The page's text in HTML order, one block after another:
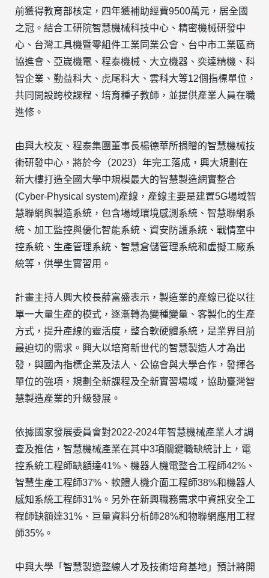
前獲得教育部核定，四年獲補助經費9500萬元，居全國
之冠。結合工研院智慧機械科技中心、精密機械研發中
心、台灣工具機暨零組件工業同業公會、台中市工業區商
協進會、亞嵗機電、程泰機械、大立機器、奕達精機、科
智企業、勤益科大、虎尾科大、雲科大等12個指標單位，
共同開設跨校課程、培育種子教師，並提供產業人員在職
進修。
由興大校友、程泰集團董事長楊德華所捐贈的智慧機械技
術研發中心，將於今（2023）年完工落成，興大規劃在
新大樓打造全國大學中規模最大的智慧製造網實整合
(Cyber-Physical system)產線，產線主要是建置5G場域智
慧聯網與製造系統，包含場域環境感測系統、智慧聯網系
統、加工監控與優化智能系統、資安防護系統、戰情室中
控系統、生產管理系統、智慧倉儲管理系統和虛擬工廠系
統等，供學生實習用。
計畫主持人興大校長薛富盛表示，製造業的產線已從以往
單一大量生產的模式，逐漸轉為變種變量、客製化的生產
方式，提升產線的靈活度，整合軟硬體系統，是業界目前
最迫切的需求。興大以培育新世代的智慧製造人才為出
發，與國內指標企業及法人、公協會與大學合作，發揮各
單位的強項，規劃全新課程及全新實習場域，協助臺灣智
慧製造產業的升級發展。
依據國家發展委員會對2022-2024年智慧機械產業人才調
查及推估，智慧機械產業在其中3項關鍵職缺統計上，電
控系統工程師缺額達41%、機器人機電整合工程師42%、
智慧生產工程師37%、軟體人機介面工程師38%和機器人
感知系統工程師31%。另外在新興職務需求中資訊安全工
程師缺額達31%、巨量資料分析師28%和物聯網應用工程
師35%。
中興大學 「智慧製造整線人才及技術培育基地」預計將開